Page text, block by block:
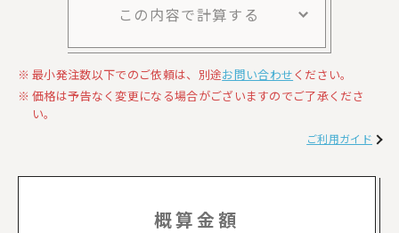
この内容で計算する
最小発注数以下でのご依頼は、別途お問い合わせください。
価格は予告なく変更になる場合がございますのでご了承くださ
い。
ご利用ガイド
概算金額